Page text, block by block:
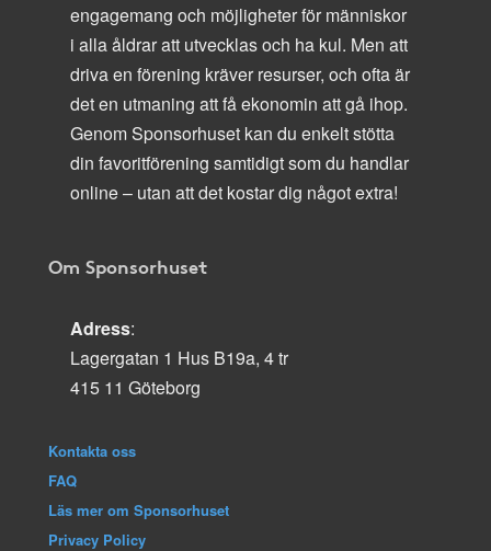
engagemang och möjligheter för människor
i alla åldrar att utvecklas och ha kul. Men att
driva en förening kräver resurser, och ofta är
det en utmaning att få ekonomin att gå ihop.
Genom Sponsorhuset kan du enkelt stötta
din favoritförening samtidigt som du handlar
online – utan att det kostar dig något extra!
Om Sponsorhuset
Adress:
Lagergatan 1 Hus B19a, 4 tr
415 11 Göteborg
Kontakta oss
FAQ
Läs mer om Sponsorhuset
Privacy Policy